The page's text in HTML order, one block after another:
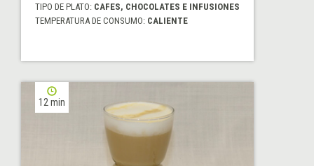
TIPO DE PLATO: CAFES, CHOCOLATES E INFUSIONES
TEMPERATURA DE CONSUMO: CALIENTE
12 min